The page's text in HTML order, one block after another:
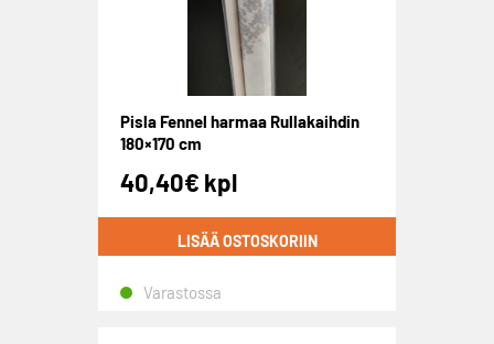
Pisla Fennel harmaa Rullakaihdin
180×170 cm
40,40€ kpl
LISÄÄ OSTOSKORIIN
Varastossa